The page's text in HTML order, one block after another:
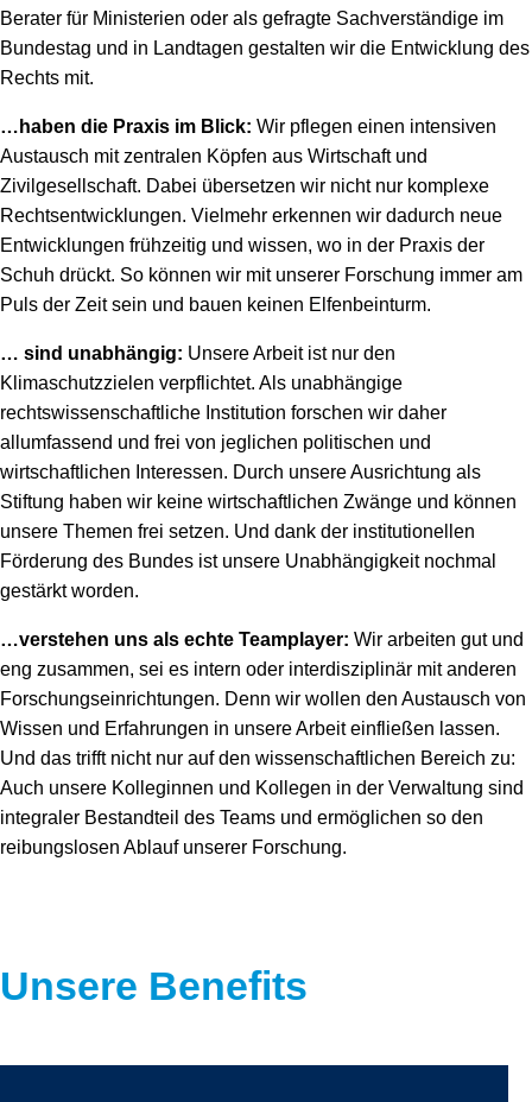
Berater für Ministerien oder als gefragte Sachverständige im
Bundestag und in Landtagen gestalten wir die Entwicklung des
Rechts mit.
…haben die Praxis im Blick: Wir pflegen einen intensiven
Austausch mit zentralen Köpfen aus Wirtschaft und
Zivilgesellschaft. Dabei übersetzen wir nicht nur komplexe
Rechtsentwicklungen. Vielmehr erkennen wir dadurch neue
Entwicklungen frühzeitig und wissen, wo in der Praxis der
Schuh drückt. So können wir mit unserer Forschung immer am
Puls der Zeit sein und bauen keinen Elfenbeinturm.
… sind unabhängig: Unsere Arbeit ist nur den
Klimaschutzzielen verpflichtet. Als unabhängige
rechtswissenschaftliche Institution forschen wir daher
allumfassend und frei von jeglichen politischen und
wirtschaftlichen Interessen. Durch unsere Ausrichtung als
Stiftung haben wir keine wirtschaftlichen Zwänge und können
unsere Themen frei setzen. Und dank der institutionellen
Förderung des Bundes ist unsere Unabhängigkeit nochmal
gestärkt worden.
…verstehen uns als echte Teamplayer: Wir arbeiten gut und
eng zusammen, sei es intern oder interdisziplinär mit anderen
Forschungseinrichtungen. Denn wir wollen den Austausch von
Wissen und Erfahrungen in unsere Arbeit einfließen lassen.
Und das trifft nicht nur auf den wissenschaftlichen Bereich zu:
Auch unsere Kolleginnen und Kollegen in der Verwaltung sind
integraler Bestandteil des Teams und ermöglichen so den
reibungslosen Ablauf unserer Forschung.
Unsere Benefits